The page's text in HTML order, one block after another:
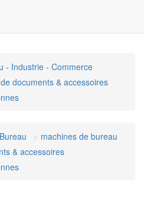
- Industrie - Commerce
documents & accessoires
machines de bureau
& accessoires